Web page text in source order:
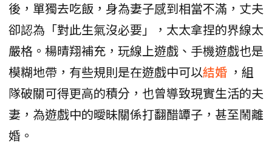
後，單獨去吃飯，身為妻子感到相當不滿，丈夫
卻認為「對此生氣沒必要」，太太拿捏的界線太
嚴格。楊晴翔補充，玩線上遊戲、手機遊戲也是
模糊地帶，有些規則是在遊戲中可以結婚 ，組
隊破關可得更高的積分，也曾導致現實生活的夫
妻，為遊戲中的曖昧關係打翻醋罈子，甚至鬧離
婚。